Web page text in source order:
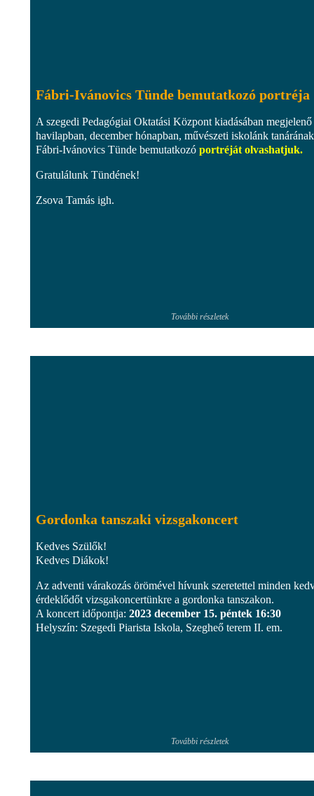
Fábri-Ivánovics Tünde bemutatkozó portréja
A szegedi Pedagógiai Oktatási Központ kiadásában megjelenő
havilapban, december hónapban, művészeti iskolánk
Fábri-Ivánovics Tünde bemutatkozó portréját olvashatjuk.
Gratulálunk Tündének!
Zsova Tamás igh.
További részletek
Gordonka tanszaki vizsgakoncert
Kedves Szülők!
Kedves Diákok!
Az adventi várakozás örömével hívunk szeretettel minden
érdeklődőt vizsgakoncertünkre a gordonka tanszakon.
A koncert időpontja: 2023 december 15. péntek 16:30
Helyszín: Szegedi Piarista Iskola, Szegheő terem II. em.
További részletek